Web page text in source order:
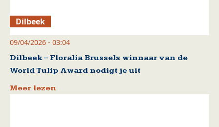
Dilbeek
09/04/2026 - 03:04
Dilbeek – Floralia Brussels winnaar van de
World Tulip Award nodigt je uit
Meer lezen